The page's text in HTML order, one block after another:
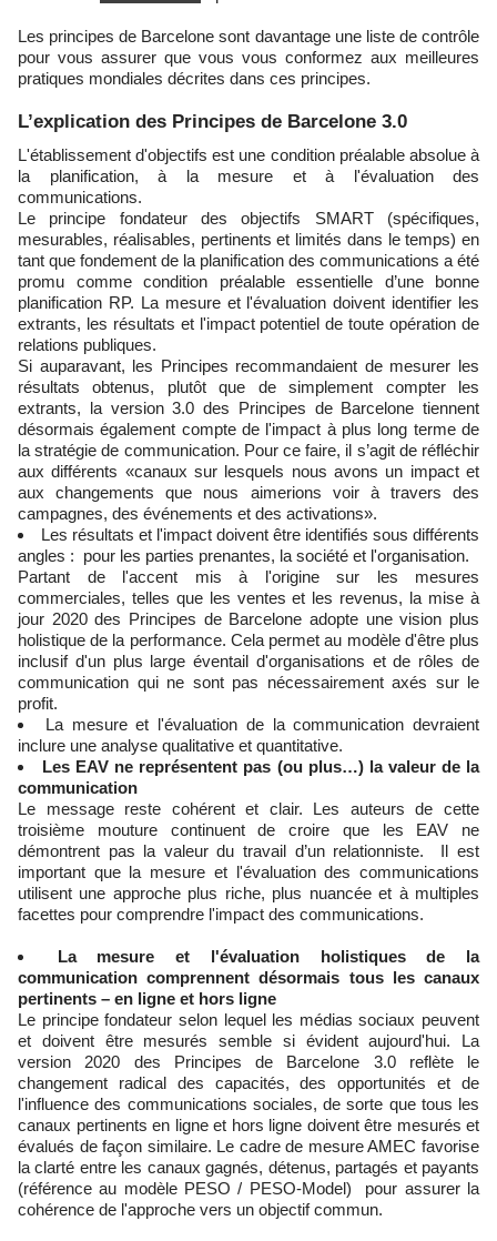
Les principes de Barcelone sont davantage une liste de contrôle
pour vous assurer que vous vous conformez aux meilleures
pratiques mondiales décrites dans ces principes.
L’explication des Principes de Barcelone 3.0
L'établissement d'objectifs est une condition préalable absolue à
la planification, à la mesure et à l'évaluation des
communications.
Le principe fondateur des objectifs SMART (spécifiques,
mesurables, réalisables, pertinents et limités dans le temps) en
tant que fondement de la planification des communications a été
promu comme condition préalable essentielle d’une bonne
planification RP. La mesure et l'évaluation doivent identifier les
extrants, les résultats et l'impact potentiel de toute opération de
relations publiques.
Si auparavant, les Principes recommandaient de mesurer les
résultats obtenus, plutôt que de simplement compter les
extrants, la version 3.0 des Principes de Barcelone tiennent
désormais également compte de l'impact à plus long terme de
la stratégie de communication. Pour ce faire, il s’agit de réfléchir
aux différents «canaux sur lesquels nous avons un impact et
aux changements que nous aimerions voir à travers des
campagnes, des événements et des activations».
Les résultats et l'impact doivent être identifiés sous différents
angles : pour les parties prenantes, la société et l'organisation.
Partant de l'accent mis à l'origine sur les mesures
commerciales, telles que les ventes et les revenus, la mise à
jour 2020 des Principes de Barcelone adopte une vision plus
holistique de la performance. Cela permet au modèle d'être plus
inclusif d'un plus large éventail d'organisations et de rôles de
communication qui ne sont pas nécessairement axés sur le
profit.
La mesure et l'évaluation de la communication devraient
inclure une analyse qualitative et quantitative.
Les EAV ne représentent pas (ou plus…) la valeur de la
communication
Le message reste cohérent et clair. Les auteurs de cette
troisième mouture continuent de croire que les EAV ne
démontrent pas la valeur du travail d’un relationniste. Il est
important que la mesure et l'évaluation des communications
utilisent une approche plus riche, plus nuancée et à multiples
facettes pour comprendre l'impact des communications.
La mesure et l'évaluation holistiques de la
communication comprennent désormais tous les canaux
pertinents – en ligne et hors ligne
Le principe fondateur selon lequel les médias sociaux peuvent
et doivent être mesurés semble si évident aujourd'hui. La
version 2020 des Principes de Barcelone 3.0 reflète le
changement radical des capacités, des opportunités et de
l'influence des communications sociales, de sorte que tous les
canaux pertinents en ligne et hors ligne doivent être mesurés et
évalués de façon similaire. Le cadre de mesure AMEC favorise
la clarté entre les canaux gagnés, détenus, partagés et payants
(référence au modèle PESO / PESO-Model) pour assurer la
cohérence de l'approche vers un objectif commun.